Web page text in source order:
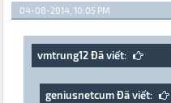
04-08-2014, 10:05 PM
vmtrung12 Đã viết:
geniusnetcum Đã viết: